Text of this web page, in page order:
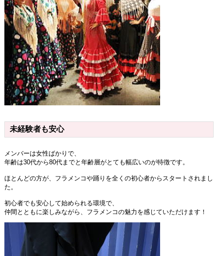
未経験者も安心
メンバーは女性ばかりで、
年齢は30代から80代までと年齢層がとても幅広いのが特徴です。
ほとんどの方が、フラメンコや踊りを全くの初心者からスタートされまし
た。
初心者でも安心して始められる環境で、
仲間とともに楽しみながら、フラメンコの魅力を感じていただけます！